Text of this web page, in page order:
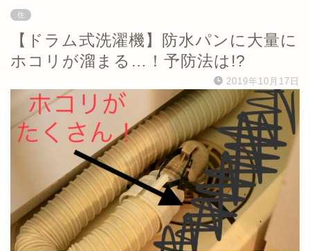
住
【ドラム式洗濯機】防水パンに大量に
ホコリが溜まる…！予防法は!?
2019年10月17日